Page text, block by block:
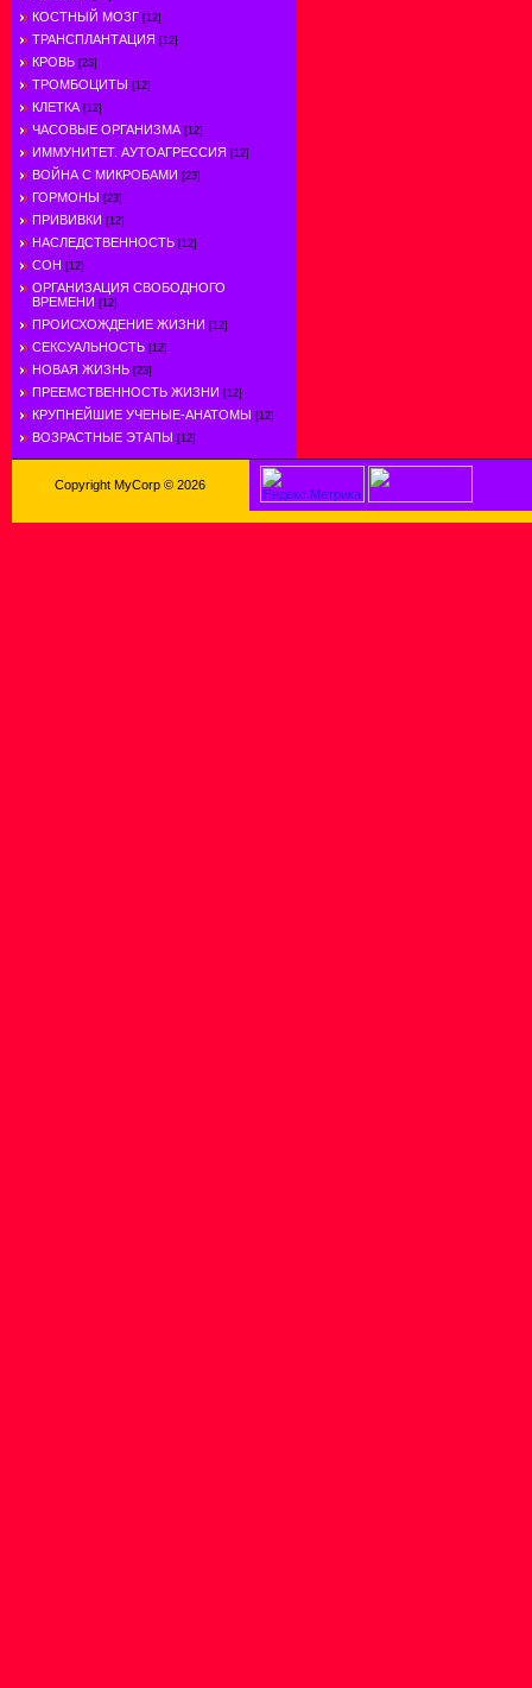
КОСТНЫЙ МОЗГ [12]
ТРАНСПЛАНТАЦИЯ [12]
КРОВЬ [23]
ТРОМБОЦИТЫ [12]
КЛЕТКА [12]
ЧАСОВЫЕ ОРГАНИЗМА [12]
ИММУНИТЕТ. АУТОАГРЕССИЯ [12]
ВОЙНА С МИКРОБАМИ [23]
ГОРМОНЫ [23]
ПРИВИВКИ [12]
НАСЛЕДСТВЕННОСТЬ [12]
СОН [12]
ОРГАНИЗАЦИЯ СВОБОДНОГО
ВРЕМЕНИ [12]
ПРОИСХОЖДЕНИЕ ЖИЗНИ [12]
СЕКСУАЛЬНОСТЬ [12]
НОВАЯ ЖИЗНЬ [23]
ПРЕЕМСТВЕННОСТЬ ЖИЗНИ [12]
КРУПНЕЙШИЕ УЧЕНЫЕ-АНАТОМЫ [12]
ВОЗРАСТНЫЕ ЭТАПЫ [12]
Copyright MyCorp © 2026